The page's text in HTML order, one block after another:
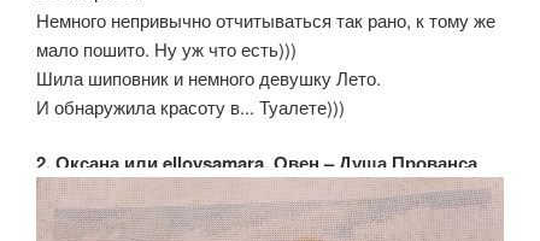
Немного непривычно отчитываться так рано, к тому же
мало пошито. Ну уж что есть)))
Шила шиповник и немного девушку Лето.
И обнаружила красоту в... Туалете)))
2. Оксана или elloysamara, Овен – Душа Прованса